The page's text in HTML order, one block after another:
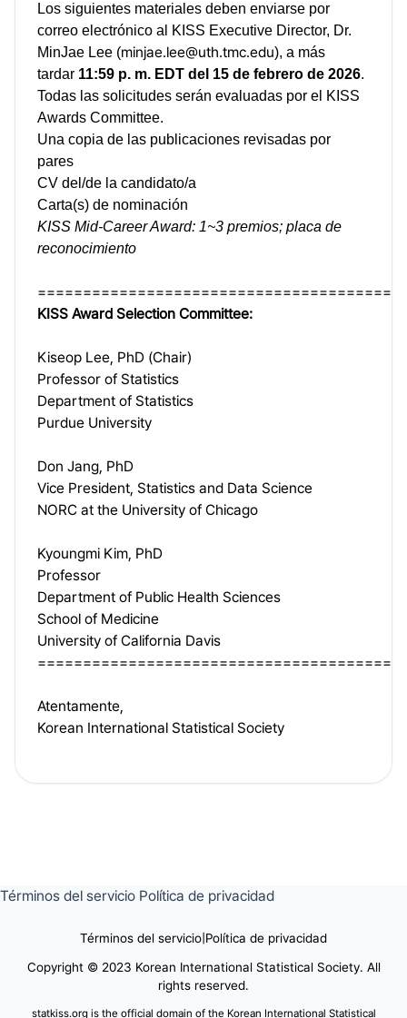
Los siguientes materiales deben enviarse por
correo electrónico al KISS Executive Director, Dr.
MinJae Lee (minjae.lee@uth.tmc.edu), a más
tardar 11:59 p. m. EDT del 15 de febrero de 2026.
Todas las solicitudes serán evaluadas por el KISS
Awards Committee.
Una copia de las publicaciones revisadas por
pares
CV del/de la candidato/a
Carta(s) de nominación
KISS Mid-Career Award: 1~3 premios; placa de
reconocimiento
KISS Award Selection Committee:
Kiseop Lee, PhD (Chair)
Professor of Statistics
Department of Statistics
Purdue University
Don Jang, PhD
Vice President, Statistics and Data Science
NORC at the University of Chicago
Kyoungmi Kim, PhD
Professor
Department of Public Health Sciences
School of Medicine
University of California Davis
Atentamente,
Korean International Statistical Society
Términos del servicio Política de privacidad
Términos del servicio Política de privacidad
Copyright © 2023 Korean International Statistical Society. All
rights reserved.
statkiss.org is the official domain of the Korean International Statistical